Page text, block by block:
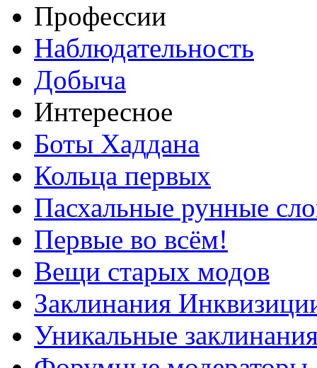
Профессии
Наблюдательность
Добыча
Интересное
Боты Хаддана
Кольца первых
Пасхальные рунные
Первые во всём!
Вещи старых модов
Заклинания
Уникальные